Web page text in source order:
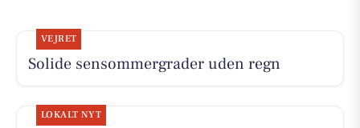
VEJRET
Solide sensommergrader uden regn
LOKALT NYT